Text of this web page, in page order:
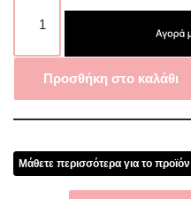
Προσθήκη στο καλάθι
Μάθετε περισσότερα για το προϊόν